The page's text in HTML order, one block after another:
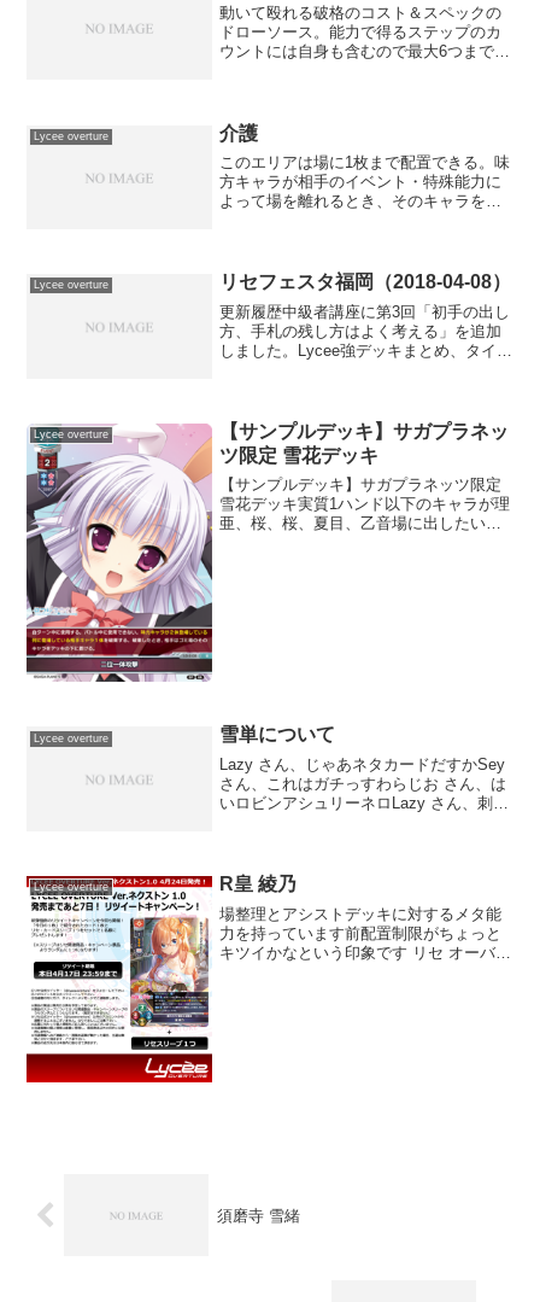
動いて殴れる破格のコスト＆スペックの
ドローソース。能力で得るステップのカ
ウントには自身も含むので最大6つまで得
れば凄い効率になります...
Lycee overture 介護
このエリアは場に1枚まで配置できる。味
方キャラが相手のイベント・特殊能力に
よって場を離れるとき、そのキャラを持
リア。主にゲームセッ...
Lycee overture リセフェスタ福岡（2018-04-08）
更新履歴中級者講座に第3回「初手の出し
方、手札の残し方はよく考える」を追加
しました。Lycee強デッキまとめ、タイト
す。リセフェスタ...
Lycee overture
【サンプルデッキ】サガプラネッ
ツ限定 雪花デッキ
【サンプルデッキ】サガプラネッツ限定
雪花デッキ実質1ハンド以下のキャラが理
亜、桜、桜、夏目、乙音場に出したいの
Lycee overture 雪単について
Lazy さん、じゃあネタカードだすかSey
さん、これはガチっすわらじお さん、は
いロビンアシュリーネロLazy さん、刺さ
misaki...
Lycee overture R皇 綾乃
場整理とアシストデッキに対するメタ能
力を持っています前配置制限がちょっと
キツイかなという印象です リセ オーバー
須磨寺 雪緒